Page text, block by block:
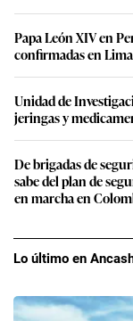
Papa León XIV en
confirmadas en
Unidad de
jeringas y
De brigadas de
sabe del plan de
en marcha en
Lo último en